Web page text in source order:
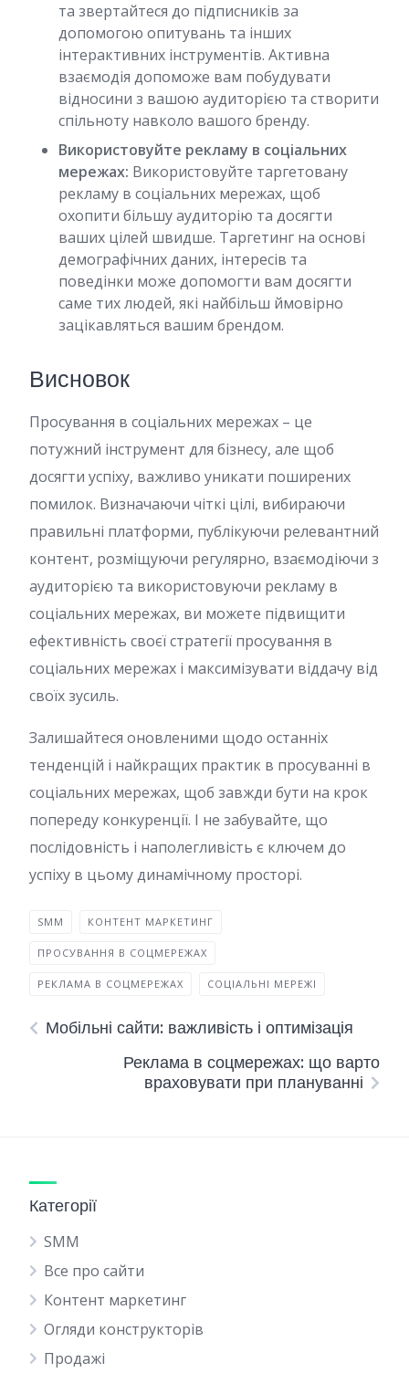
та звертайтеся до підписників за
допомогою опитувань та інших
інтерактивних інструментів. Активна
взаємодія допоможе вам побудувати
відносини з вашою аудиторією та створити
спільноту навколо вашого бренду.
Використовуйте рекламу в соціальних
мережах: Використовуйте таргетовану
рекламу в соціальних мережах, щоб
охопити більшу аудиторію та досягти
ваших цілей швидше. Таргетинг на основі
демографічних даних, інтересів та
поведінки може допомогти вам досягти
саме тих людей, які найбільш ймовірно
зацікавляться вашим брендом.
Висновок
Просування в соціальних мережах – це
потужний інструмент для бізнесу, але щоб
досягти успіху, важливо уникати поширених
помилок. Визначаючи чіткі цілі, вибираючи
правильні платформи, публікуючи релевантний
контент, розміщуючи регулярно, взаємодіючи з
аудиторією та використовуючи рекламу в
соціальних мережах, ви можете підвищити
ефективність своєї стратегії просування в
соціальних мережах і максимізувати віддачу від
своїх зусиль.
Залишайтеся оновленими щодо останніх
тенденцій і найкращих практик в просуванні в
соціальних мережах, щоб завжди бути на крок
попереду конкуренції. І не забувайте, що
послідовність і наполегливість є ключем до
успіху в цьому динамічному просторі.
SMM КОНТЕНТ МАРКЕТИНГ
ПРОСУВАННЯ В СОЦМЕРЕЖАХ
РЕКЛАМА В СОЦМЕРЕЖАХ СОЦІАЛЬНІ МЕРЕЖІ
Мобільні сайти: важливість і оптимізація
Реклама в соцмережах: що варто
враховувати при плануванні
Категорії
SMM
Все про сайти
Контент маркетинг
Огляди конструкторів
Продажі